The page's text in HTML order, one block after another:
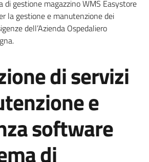
gestione magazzino WMS Easystore
la gestione e manutenzione dei
dell’Azienda Ospedaliero
di servizi
e
software
di